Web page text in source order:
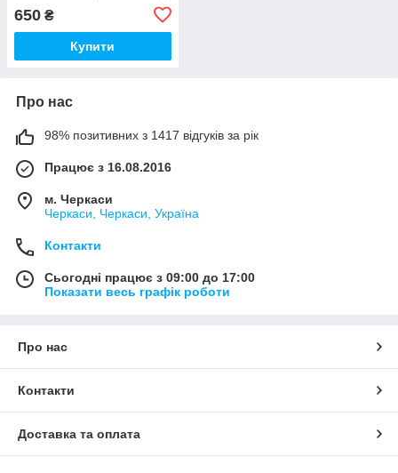
KT.00403.012,
650 ₴
Купити
Про нас
98% позитивних з 1417 відгуків за рік
Працює з 16.08.2016
м. Черкаси
Черкаси, Черкаси, Україна
Контакти
Сьогодні працює з 09:00 до 17:00
Показати весь графік роботи
Про нас
Контакти
Доставка та оплата